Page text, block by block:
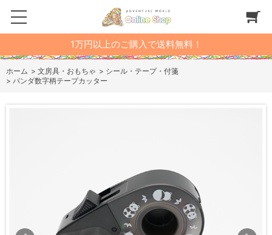
1万円以上のご購入で送料無料！
ホーム > 文房具・おもちゃ > シール・テープ・付箋
> パンダ数字柄テープカッター